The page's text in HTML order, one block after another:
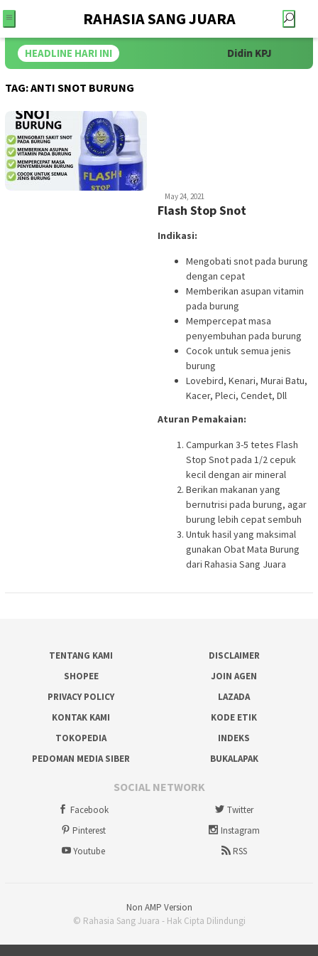
RAHASIA SANG JUARA
HEADLINE HARI INI Didin KPJ
TAG:ANTI SNOT BURUNG
iwan
May 24, 2021
Flash Stop Snot
Indikasi:
Mengobati snot pada burung
dengan cepat
Memberikan asupan vitamin
pada burung
Mempercepat masa
penyembuhan pada burung
Cocok untuk semua jenis
burung
Lovebird, Kenari, Murai Batu,
Kacer, Pleci, Cendet, Dll
Aturan Pemakaian:
Campurkan 3-5 tetes Flash
Stop Snot pada 1/2 cepuk
kecil dengan air mineral
Berikan makanan yang
bernutrisi pada burung, agar
burung lebih cepat sembuh
Untuk hasil yang maksimal
gunakan Obat Mata Burung
dari Rahasia Sang Juara
TENTANG KAMI
DISCLAIMER
SHOPEE
JOIN AGEN
PRIVACY POLICY
LAZADA
KONTAK KAMI
KODE ETIK
TOKOPEDIA
INDEKS
PEDOMAN MEDIA SIBER
BUKALAPAK
SOCIAL NETWORK
Facebook
Twitter
Pinterest
Instagram
Youtube
RSS
Non AMP Version
© Rahasia Sang Juara - Hak Cipta Dilindungi